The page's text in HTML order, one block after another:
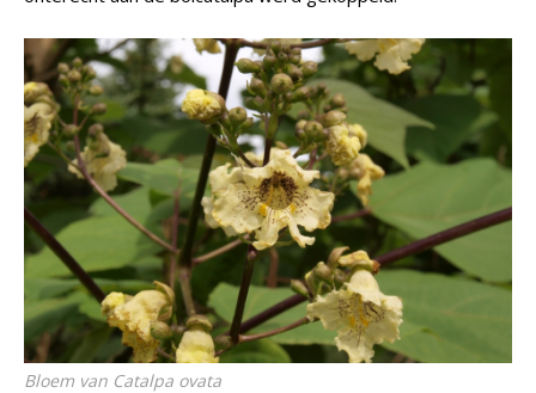
Bloem van Catalpa ovata